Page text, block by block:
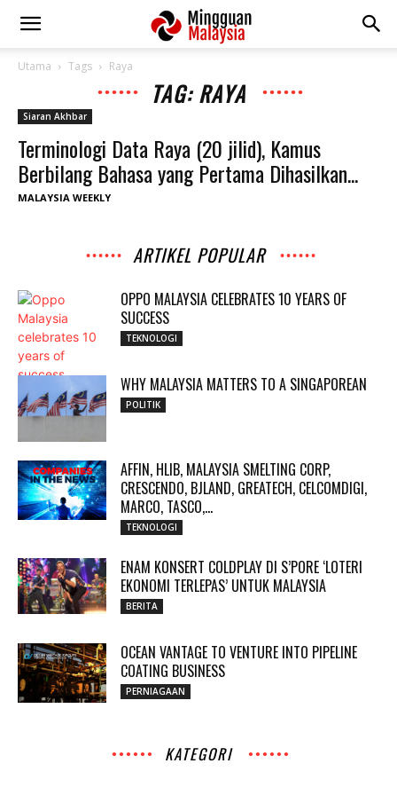
Utama Tags Raya
TAG: RAYA
Siaran Akhbar
Terminologi Data Raya (20 jilid), Kamus
Berbilang Bahasa yang Pertama Dihasilkan...
MALAYSIA WEEKLY
ARTIKEL POPULAR
OPPO MALAYSIA CELEBRATES 10 YEARS OF
SUCCESS
TEKNOLOGI
WHY MALAYSIA MATTERS TO A SINGAPOREAN
POLITIK
AFFIN, HLIB, MALAYSIA SMELTING CORP,
CRESCENDO, BJLAND, GREATECH, CELCOMDIGI,
MARCO, TASCO,...
TEKNOLOGI
ENAM KONSERT COLDPLAY DI S’PORE ‘LOTERI
EKONOMI TERLEPAS’ UNTUK MALAYSIA
BERITA
OCEAN VANTAGE TO VENTURE INTO PIPELINE
COATING BUSINESS
PERNIAGAAN
KATEGORI